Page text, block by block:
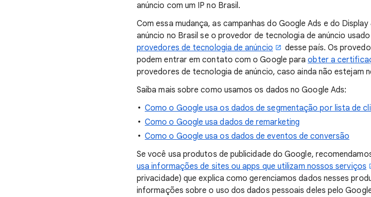
anúncio com um IP no Brasil.
Com essa mudança, as campanhas do Google Ads e do
anúncio no Brasil se o provedor de tecnologia de anúncio
provedores de tecnologia de anúncio
desse país. Os
podem entrar em contato com o Google paraobter a
provedores de tecnologia de anúncio, caso ainda não estejam
Saiba mais sobre como usamos os dados no Google Ads:
Como o Google usa os dados de segmentação por lista de
Como o Google usa dados de remarketing
Como o Google usa os dados de eventos de conversão
Se você usa produtos de publicidade do Google,
usa informações de sites ou apps que utilizam nossos serviços
privacidade) que explica como gerenciamos dados nesses
informações sobre o uso dos dados pessoais deles pelo